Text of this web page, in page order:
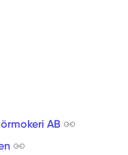
AB